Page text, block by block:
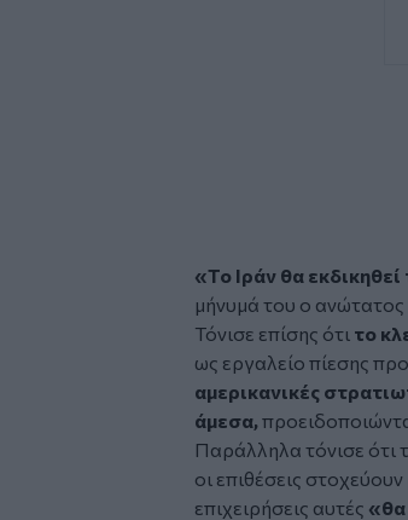
«Το Ιράν θα
μήνυμά του ο ανώτατος
Τόνισε επίσης ότι το
ως εργαλείο πίεσης
αμερικανικές
άμεσα,
Παράλληλα τόνισε ότι
οι επιθέσεις
επιχειρήσεις αυτές «θα